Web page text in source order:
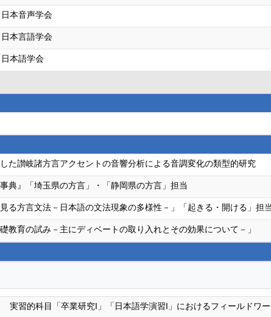
日本音声学会
日本言語学会
日本語学会
た讃岐諸方言アクセントの音響分析による音調変化の類型的研究
事典』「埼玉県の方言」・「静岡県の方言」担当
る方言文法－日本語の文法現象の多様性－」「起きる・開ける」担当
礎教育の試み－主にディベートの取り入れとその効果について－」
実習的科目「卒業研究I」「日本語学演習I」におけるフィールドワ